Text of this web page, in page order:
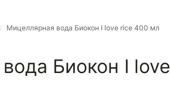
/ Мицеллярная вода Биокон I love rice 400 мл
Биокон I love